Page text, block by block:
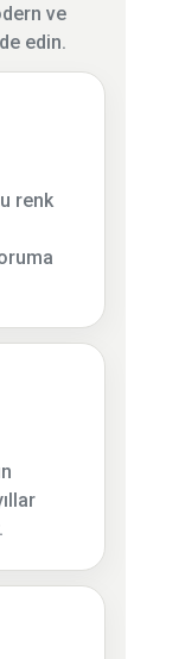
ve
edin.
renk